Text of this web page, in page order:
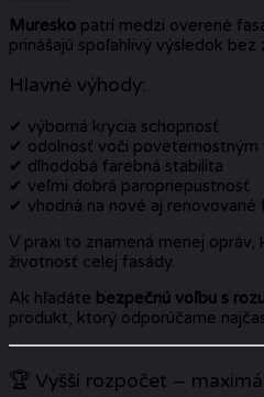
Muresko patrí medzi overené
prinášajú spoľahlivý výsledok
Hlavné výhody:
✔ výborná krycia schopnosť
✔ odolnosť voči poveternostným
✔ dlhodobá farebná stabilita
✔ veľmi dobrá paropriepustnosť
✔ vhodná na nové aj renovované
V praxi to znamená menej opráv,
životnosť celej fasády.
Ak hľadáte bezpečnú voľbu s
produkt, ktorý odporúčame
🏆 Vyšší rozpočet –